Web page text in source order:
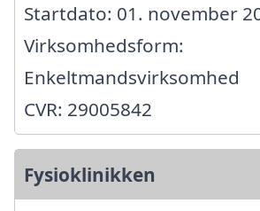
Startdato: 01. november
Virksomhedsform:
Enkeltmandsvirksomhed
CVR: 29005842
Fysioklinikken